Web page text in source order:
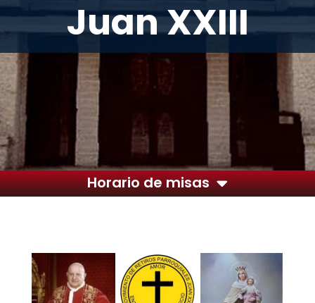
Juan XXIII
Horario de misas